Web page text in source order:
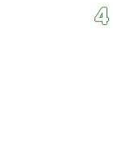
4